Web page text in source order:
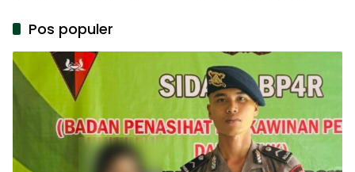
Pos populer